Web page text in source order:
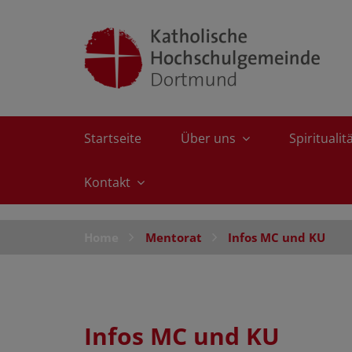
Startseite Über uns
Kontakt
Mentorat Infos MC und KU
Infos MC und KU